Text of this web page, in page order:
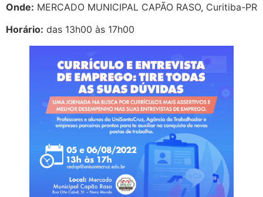
Onde: MERCADO MUNICIPAL CAPÃO RASO, Curitiba-PR
Horário: das 13h00 às 17h00